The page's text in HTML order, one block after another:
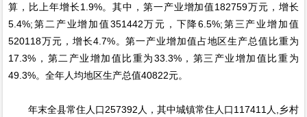
算，比上年增长1.9%。其中，第一产业增加值182759万元，增长
5.4%;第二产业增加值351442万元，下降6.5%;第三产业增加值
520118万元，增长4.7%。第一产业增加值占地区生产总值比重为
17.3%，第二产业增加值比重为33.3%，第三产业增加值比重为
49.3%。全年人均地区生产总值40822元。
年末全县常住人口257392人，其中城镇常住人口117411人,乡村